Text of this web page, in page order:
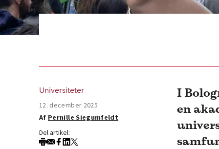
Universiteter
12. december 2025
Af Pernille Siegumfeldt
Del artikel:
I
en